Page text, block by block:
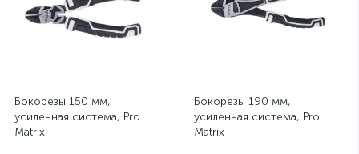
Бокорезы 150 мм,
усиленная система, Pro
Matrix
Бокорезы 190 мм,
усиленная система, Pro
Matrix